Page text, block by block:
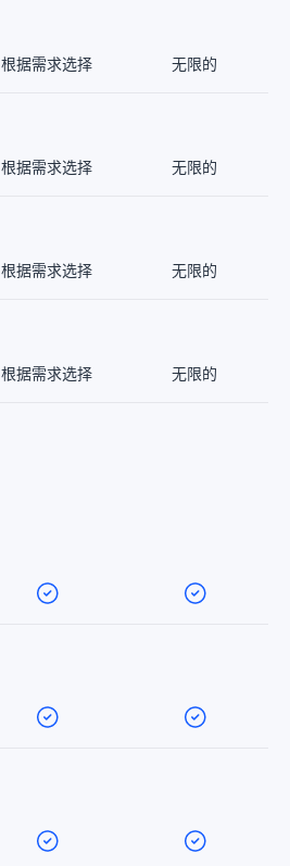
根据需求选择 无限的
根据需求选择 无限的
根据需求选择 无限的
根据需求选择 无限的